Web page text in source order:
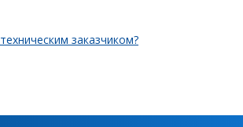
заказчиком?